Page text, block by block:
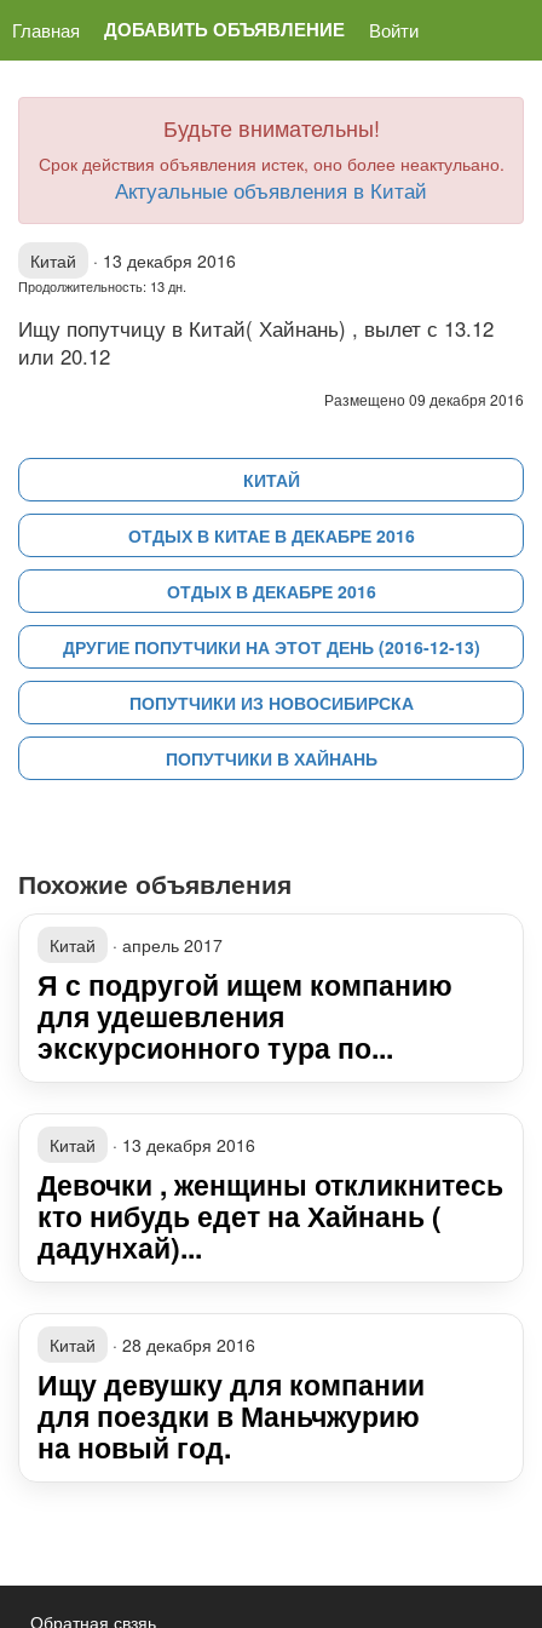
Главная ДОБАВИТЬ ОБЪЯВЛЕНИЕ Войти
Будьте внимательны!
Срок действия объявления истек, оно более неактульано.
Актуальные объявления в Китай
Китай · 13 декабря 2016
Продолжительность: 13 дн.
Ищу попутчицу в Китай( Хайнань) , вылет с 13.12
или 20.12
Размещено 09 декабря 2016
КИТАЙ
ОТДЫХ В КИТАЕ В ДЕКАБРЕ 2016
ОТДЫХ В ДЕКАБРЕ 2016
ДРУГИЕ ПОПУТЧИКИ НА ЭТОТ ДЕНЬ (2016-12-13)
ПОПУТЧИКИ ИЗ НОВОСИБИРСКА
ПОПУТЧИКИ В ХАЙНАНЬ
Похожие объявления
Китай · апрель 2017
Я с подругой ищем компанию
для удешевления
экскурсионного тура по...
Китай · 13 декабря 2016
Девочки , женщины откликнитесь
кто нибудь едет на Хайнань (
дадунхай)...
Китай · 28 декабря 2016
Ищу девушку для компании
для поездки в Маньчжурию
на новый год.
Обратная свзяь